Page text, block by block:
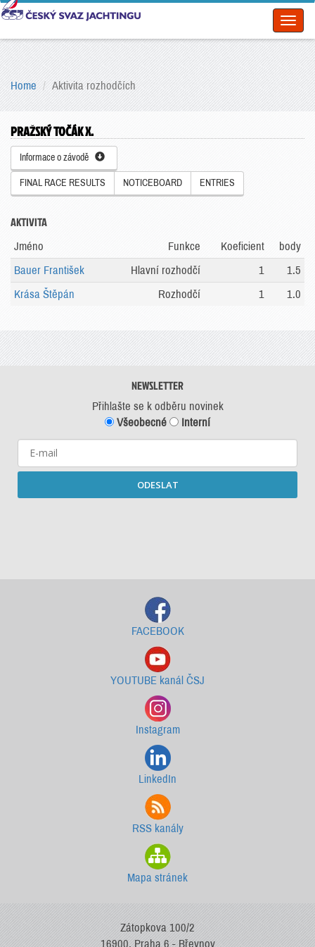
Home Aktivita rozhodčích
PRAŽSKÝ TOČÁK X.
Informace o závodě
FINAL RACE RESULTS NOTICEBOARD ENTRIES
AKTIVITA
Jméno Funkce Koeficient
body
Bauer František
Hlavní rozhodčí 1
1.5
Krása Štěpán
Rozhodčí 1 1.0
NEWSLETTER
Přihlašte se k odběru novinek
Všeobecné
Interní
ODESLAT
FACEBOOK
YOUTUBE kanál ČSJ
Instagram
LinkedIn
RSS kanály
Mapa stránek
Zátopkova 100/2
16900, Praha 6 - Břevnov